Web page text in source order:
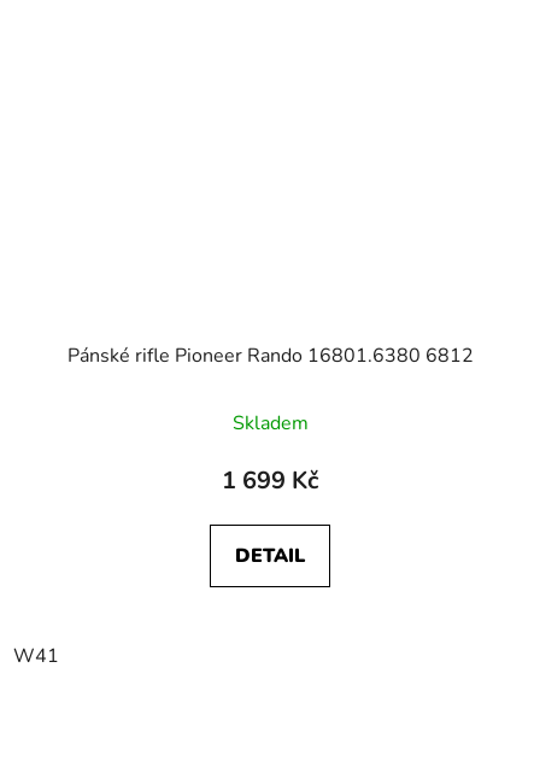
Pánské rifle Pioneer Rando 16801.6380 6812
Skladem
1 699 Kč
DETAIL
W41